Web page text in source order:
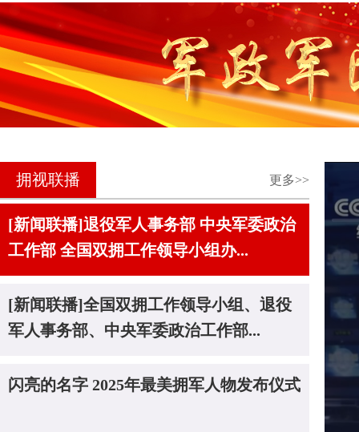
拥视联播 更多>>
[新闻联播]退役军人事务部 中央军委政治
工作部 全国双拥工作领导小组办...
[新闻联播]全国双拥工作领导小组、退役
军人事务部、中央军委政治工作部...
闪亮的名字 2025年最美拥军人物发布仪式